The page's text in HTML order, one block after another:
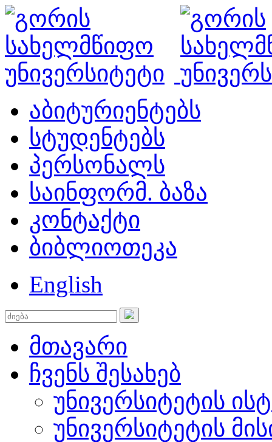
აბიტურიენტებს
სტუდენტებს
პერსონალს
საინფორმ. ბაზა
კონტაქტი
ბიბლიოთეკა
English
მთავარი
ჩვენს შესახებ
უნივერსიტეტის
უნივერსიტეტის